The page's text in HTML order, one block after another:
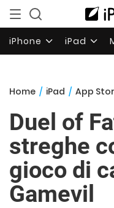
iPhone iPad
Home / iPad / App
Duel of
streghe
gioco di
Gamevil